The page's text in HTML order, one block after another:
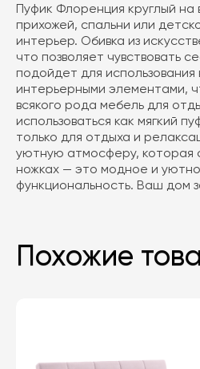
Пуфик Флоренция круглый
прихожей, спальни или
интерьер. Обивка из
что позволяет чувствовать
подойдет для
интерьерными элементами,
всякого рода мебель для
использоваться как мягкий
только для отдыха и
уютную атмосферу, которая
ножках — это модное и
функциональность. Ваш дом
Похожие